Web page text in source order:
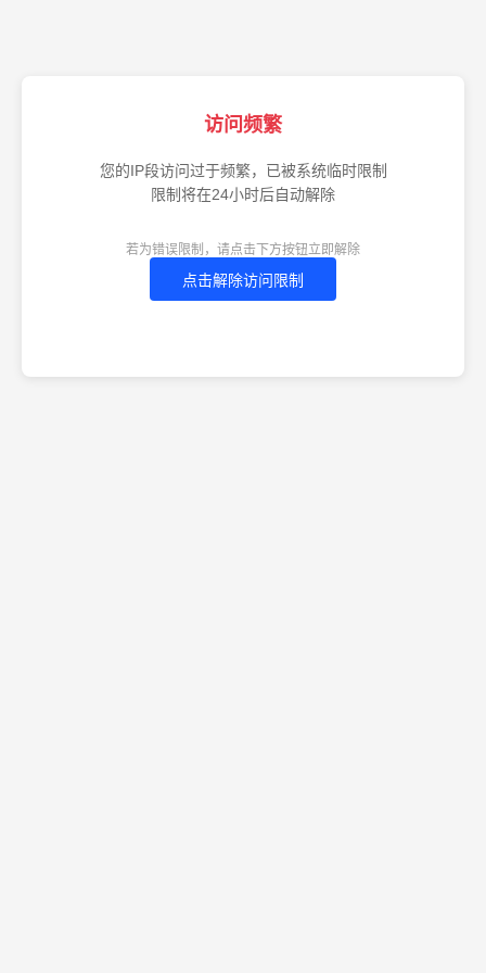
访问频繁
您的IP段访问过于频繁，已被系统临时限制
限制将在24小时后自动解除
若为错误限制，请点击下方按钮立即解除
点击解除访问限制